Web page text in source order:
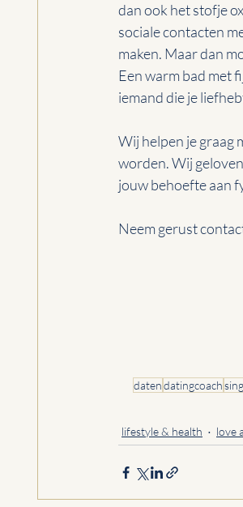
dan ook het stofje
sociale contacten
maken. Maar dan
Een warm bad met
iemand die je
Wij helpen je graag
worden. Wij
jouw behoefte aan
Neem gerust
datendatingcoach
lifestyle & health
love